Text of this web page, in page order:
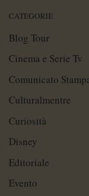
CATEGORIE
Blog Tour
Cinema e Serie Tv
Comunicato
Culturalmentre
Curiosità
Disney
Editoriale
Evento